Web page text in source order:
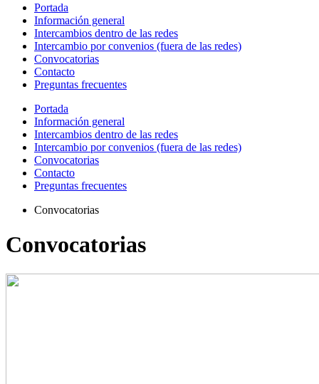
Portada
Información general
Intercambios dentro de las redes
Intercambio por convenios (fuera de las redes)
Convocatorias
Contacto
Preguntas frecuentes
Portada
Información general
Intercambios dentro de las redes
Intercambio por convenios (fuera de las redes)
Convocatorias
Contacto
Preguntas frecuentes
Convocatorias
Convocatorias